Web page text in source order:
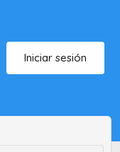
Iniciar sesión